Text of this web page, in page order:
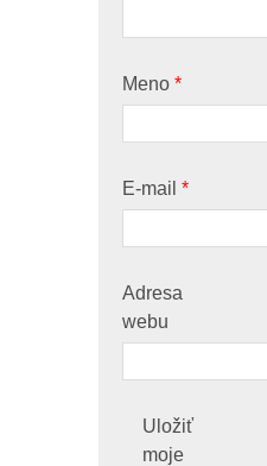
Meno*
E-mail*
Adresa
webu
Uložiť
moje